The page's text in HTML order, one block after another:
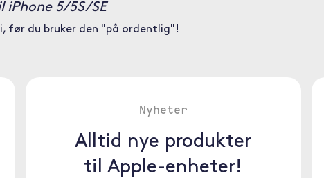
5/5S/SE
før du bruker den "på ordentlig"!
Nyheter
Alltid nye produkter
til Apple-enheter!